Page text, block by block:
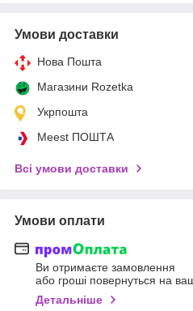
Умови доставки
Нова Пошта
Магазини Rozetka
Укрпошта
Meest ПОШТА
Всі умови доставки
Умови оплати
Ви отримаєте замовлення
або гроші повернуться на
Детальніше